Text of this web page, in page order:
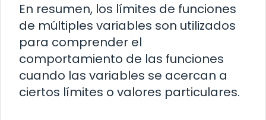
En resumen, los límites de funciones
de múltiples variables son utilizados
para comprender el
comportamiento de las funciones
cuando las variables se acercan a
ciertos límites o valores particulares.